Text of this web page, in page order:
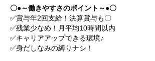
〇●～働きやすさのポイント～●〇
✅賞与年2回支給！決算賞与も〇
✅残業少なめ！月平均10時間以内
✅キャリアアップできる環境♪
✅身だしなみの縛りナシ！